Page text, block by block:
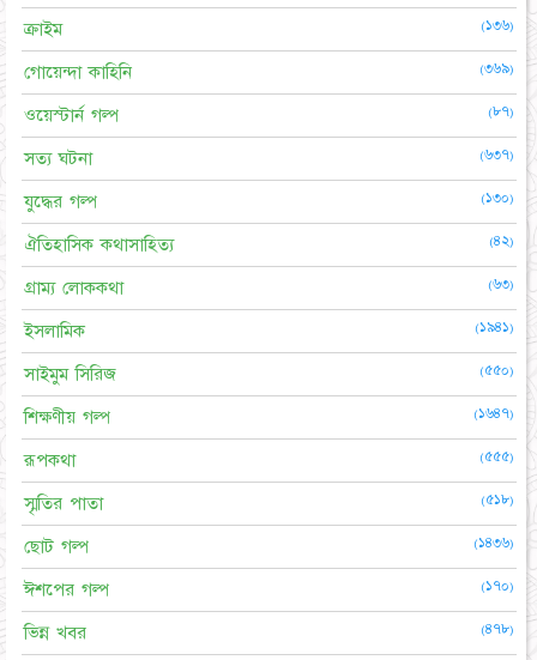
ক্রাইম (১৩৬)
গোয়েন্দা কাহিনি (৩৬৯)
ওয়েস্টার্ন গল্প (৮৭)
সত্য ঘটনা (৬৩৭)
যুদ্ধের গল্প (১৩০)
ঐতিহাসিক কথাসাহিত্য (৪২)
গ্রাম্য লোককথা (৬৩)
ইসলামিক (১৯৪১)
সাইমুম সিরিজ (৫৫০)
শিক্ষণীয় গল্প (১৬৪৭)
রূপকথা (৫৫৫)
স্মৃতির পাতা (৫১৮)
ছোট গল্প (১৪৩৬)
ঈশপের গল্প (১৭০)
ভিন্ন খবর (৪৭৮)